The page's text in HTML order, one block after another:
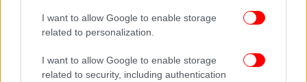
I want to allow Google to enable storage
related to personalization.
I want to allow Google to enable storage
related to security, including authentication